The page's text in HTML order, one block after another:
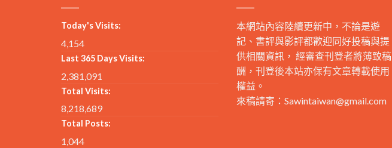
Today's Visits:
4,154
Last 365 Days Visits:
2,381,091
Total Visits:
8,218,689
Total Posts:
1,044
本網站內容陸續更新中，不論是遊
記、書評與影評都歡迎同好投稿與提
供相關資訊， 經審查刊登者將薄致稿
酬，刊登後本站亦保有文章轉載使用
權益。
來稿請寄： Sawintaiwan@gmail.com